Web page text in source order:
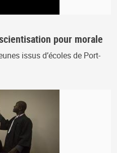
pour morale
issus d’écoles de Port-